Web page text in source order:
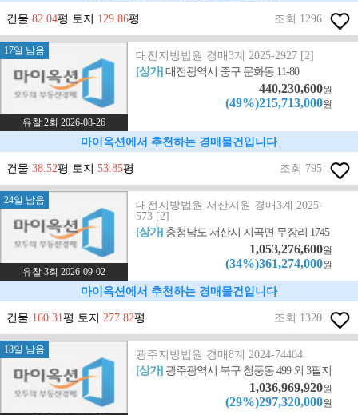
건물 82.04평 토지 129.86평 조회 1296
17일 남음
유찰 2회 2026-08-26
대전지방법원 경매3계 2025-2927 [2]
[상가]대전광역시 중구 문화동 11-80
440,230,600원
(49%)215,713,000원
마이옥션에서 추천하는 경매물건입니다
건물 38.52평 토지 53.85평 조회 795
24일 남음
유찰 3회 2026-09-02
대전지방법원 서산지원 경매3계 2025-
573 [2]
[상가] 충청남도 서산시 지곡면 무장리 1745
1,053,276,600원
(34%)361,274,000원
마이옥션에서 추천하는 경매물건입니다
건물 160.31평 토지 277.82평 조회 1320
18일 남음
광주지방법원 경매8계 2024-74404
[상가] 광주광역시 북구 청풍동 499 외 3필지
1,036,969,920원
(29%)297,320,000원